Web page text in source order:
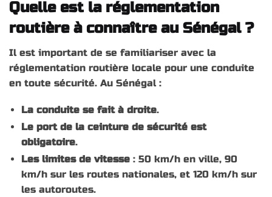
Quelle est la réglementation
routière à connaître au Sénégal ?
Il est important de se familiariser avec la
réglementation routière locale pour une conduite
en toute sécurité. Au Sénégal :
La conduite se fait à droite.
Le port de la ceinture de sécurité est
obligatoire.
Les limites de vitesse : 50 km/h en ville, 90
km/h sur les routes nationales, et 120 km/h sur
les autoroutes.